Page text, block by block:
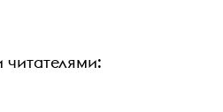
читателями: